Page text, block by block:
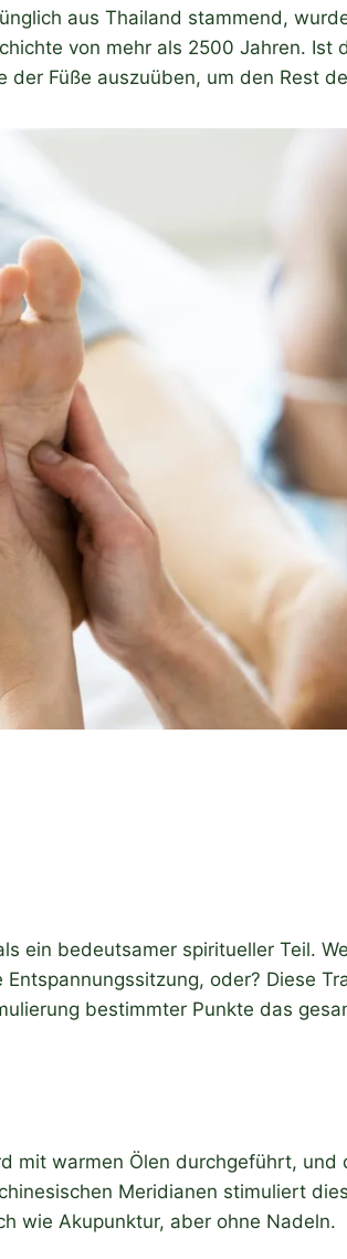
aus Thailand stammend,
von mehr als 2500 Jahren. Ist
Füße auszuüben, um den Rest
ein bedeutsamer spiritueller Teil.
oder? Diese
bestimmter Punkte das
mit warmen Ölen durchgeführt,
Meridianen stimuliert
wie Akupunktur, aber ohne Nadeln.